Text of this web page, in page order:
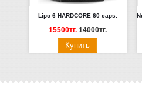
Lipo 6 HARDCORE 60 caps.
15500тг. 14000тг.